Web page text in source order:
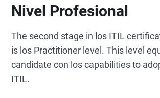
Nivel Profesional
The second stage in los ITIL
is los Practitioner level. This level
candidate con los capabilities to
ITIL.